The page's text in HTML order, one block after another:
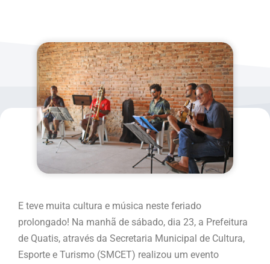
E teve muita cultura e música neste feriado
prolongado! Na manhã de sábado, dia 23, a Prefeitura
de Quatis, através da Secretaria Municipal de Cultura,
Esporte e Turismo (SMCET) realizou um evento